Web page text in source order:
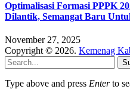
Optimalisasi Formasi PPPK
Dilantik, Semangat Baru
November 27, 2025
Copyright © 2026. Kemenag
Type above and press Enterto